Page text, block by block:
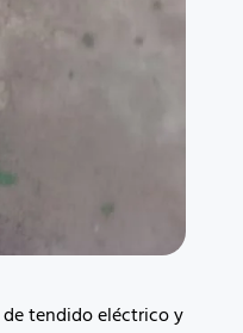
tendido eléctrico y